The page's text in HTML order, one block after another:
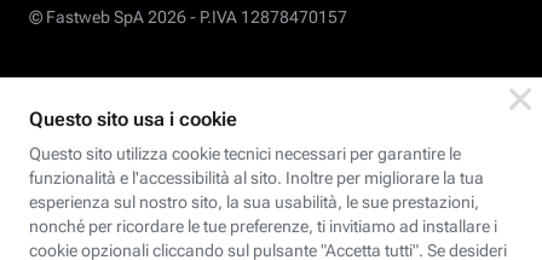
© Fastweb SpA 2026 - P.IVA 12878470157